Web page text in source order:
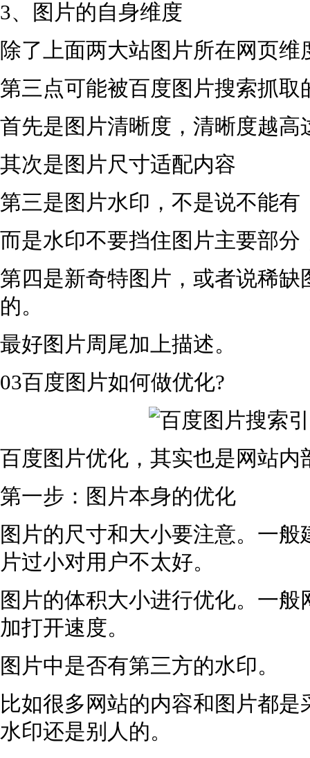
3、图片的自身维度
除了上面两大站图片所在网页维
第三点可能被百度图片搜索抓取
首先是图片清晰度，清晰度越高
其次是图片尺寸适配内容
第三是图片水印，不是说不能有
而是水印不要挡住图片主要部
第四是新奇特图片，或者说稀
的。
最好图片周尾加上描述。
03百度图片如何做优化?
百度图片优化，其实也是网站内
第一步：图片本身的优化
图片的尺寸和大小要注意。一
片过小对用户不太好。
图片的体积大小进行优化。一
加打开速度。
图片中是否有第三方的水印。
比如很多网站的内容和图片都
水印还是别人的。